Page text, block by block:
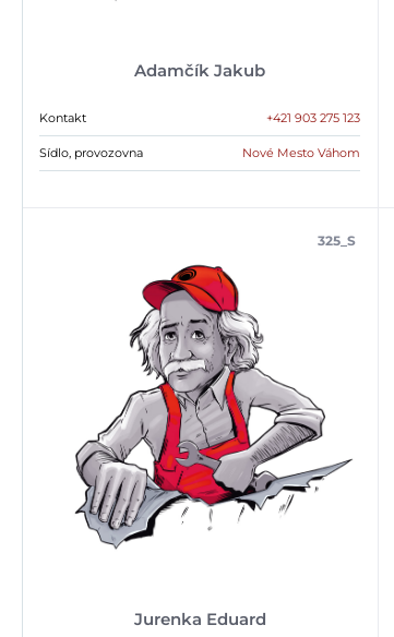
Adamčík Jakub
Kontakt +421 903 275 123
Sídlo, provozovna Nové Mesto Váhom
Jurenka Eduard
325_S